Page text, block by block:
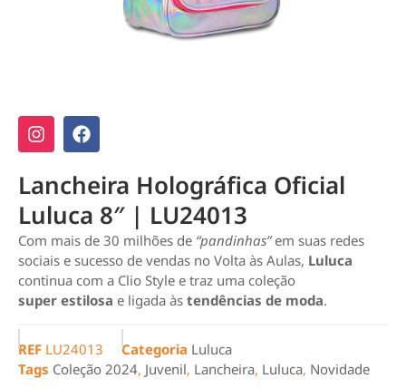
Lancheira Holográfica Oficial
Luluca 8″ | LU24013
Com mais de 30 milhões de “pandinhas”em suas redes
sociais e sucesso de vendas no Volta às Aulas, Luluca
continua com a Clio Style e traz uma coleção
super estilosa e ligada às tendências de moda.
REF LU24013 Categoria Luluca
Tags Coleção 2024, Juvenil, Lancheira, Luluca, Novidade